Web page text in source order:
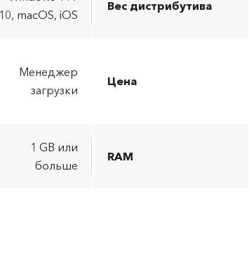
10, macOS, iOS
Вес дистрибутива
Менеджер
загрузки
Цена
1 GB или
больше
RAM